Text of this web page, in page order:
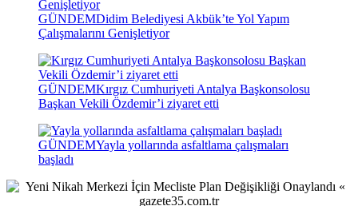
GÜNDEMDidim Belediyesi Akbük’te Yol Yapım
Çalışmalarını Genişletiyor
GÜNDEMKırgız Cumhuriyeti Antalya Başkonsolosu
Başkan Vekili Özdemir’i ziyaret etti
GÜNDEMYayla yollarında asfaltlama çalışmaları
başladı